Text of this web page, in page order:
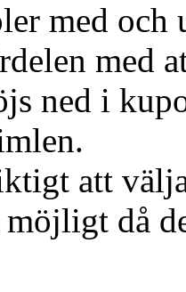
med och
med
ned i
att
möjligt då